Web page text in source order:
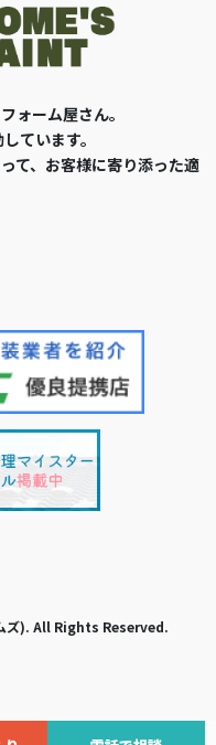
ォーム屋さん。
ています。
て、お客様に寄り添った適
ズ). All Rights Reserved.